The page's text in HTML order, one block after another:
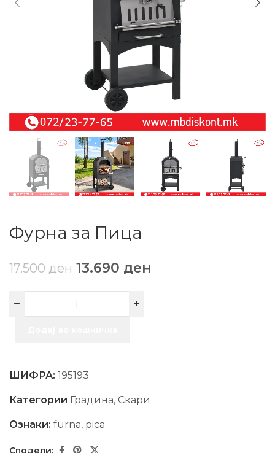
Фурна за Пица
17.500ден 13.690 ден
ШИФРА: 195193
Категории Градина, Скари
Ознаки: furna, pica